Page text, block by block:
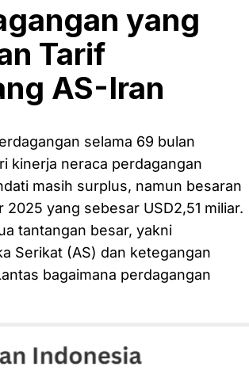
yang
Tarif
AS-Iran
selama 69 bulan
kinerja neraca perdagangan
masih surplus, namun besaran
yang sebesar USD2,51 miliar.
tantangan besar, yakni
Serikat (AS) dan ketegangan
bagaimana perdagangan